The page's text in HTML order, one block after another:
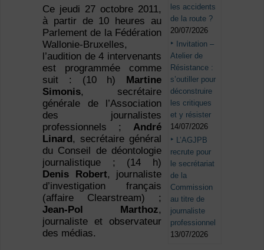
Ce jeudi 27 octobre 2011,
à partir de 10 heures au
Parlement de la Fédération
Wallonie-Bruxelles,
l’audition de 4 intervenants
est programmée comme
suit : (10 h)
Martine
Simonis, secrétaire
générale de l’Association
des journalistes
professionnels ;André
Linard , secrétaire général
du Conseil de déontologie
journalistique ; (14 h)
Denis Robert, journaliste
d’investigation français
(affaire Clearstream) ;
Jean-Pol Marthoz,
journaliste et observateur
des médias.
les accidents
de la route ?
20/07/2026
Invitation –
Atelier de
Résistance :
s’outiller pour
déconstruire
les critiques
et y résister
14/07/2026
L’AGJPB
recrute pour
le secrétariat
de la
Commission
au titre de
journaliste
professionnel
13/07/2026